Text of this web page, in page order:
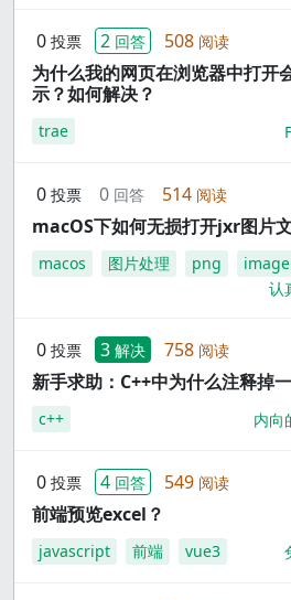
0 投票 2 回答 508 阅读
为什么我的网页在浏览器中打开
示？如何解决？
trae
0 投票 0 回答 514 阅读
macOS下如何无损打开jxr图片
macos 图片处理 png
认
0 投票 3 解决 758 阅读
新手求助：C++中为什么注释掉
c++ 内向
0 投票 4 回答 549 阅读
前端预览excel？
javascript 前端 vue3